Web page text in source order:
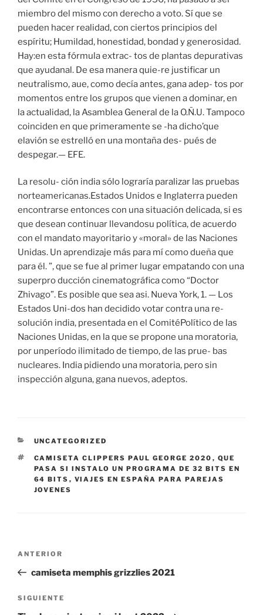
miembro del mismo con derecho a voto. Sí que se
pueden hacer realidad, con ciertos principios del
espíritu; Humildad, honestidad, bondad y generosidad.
Hay:en esta fórmula extrac- tos de plantas depurativas
que ayudanal. De esa manera quie-re justificar un
neutralismo, aue, como decía antes, gana adep- tos por
momentos entre los grupos que vienen a dominar, en
la actualidad, la Asamblea General de la O.Ñ.U. Tampoco
coinciden en que primeramente se -ha dicho’que
elavión se estrelló en una montaña des- pués de
despegar.— EFE.
La resolu- ción india sólo lograría paralizar las pruebas
norteamericanas.Estados Unidos e Inglaterra pueden
encontrarse entonces con una situación delicada, si es
que desean continuar llevandosu política, de acuerdo
con el mandato mayoritario y «moral» de las Naciones
Unidas. Un aprendizaje más para mí como dueña que
para él. ”, que se fue al primer lugar empatando con una
superpro ducción cinematográfica como “Doctor
Zhivago”. Es posible que sea asi. Nueva York, 1. — Los
Estados Uni-dos han decidido votar contra una re-
solución india, presentada en el ComitéPolítico de las
Naciones Unidas, en la que se propone una moratoria,
por unperíodo ilimitado de tiempo, de las prue- bas
nucleares. India pidiendo una moratoria, pero sin
inspección alguna, gana nuevos, adeptos.
CATEGORÍAS
UNCATEGORIZED
ETIQUETAS
CAMISETA CLIPPERS PAUL GEORGE 2020 , QUE
PASA SI INSTALO UN PROGRAMA DE 32 BITS EN
64 BITS , VIAJES EN ESPAÑA PARA PAREJAS
JOVENES
entradas
Entrada
anterior:
ANTERIOR
camiseta memphis grizzlies 2021
Siguiente
SIGUIENTE